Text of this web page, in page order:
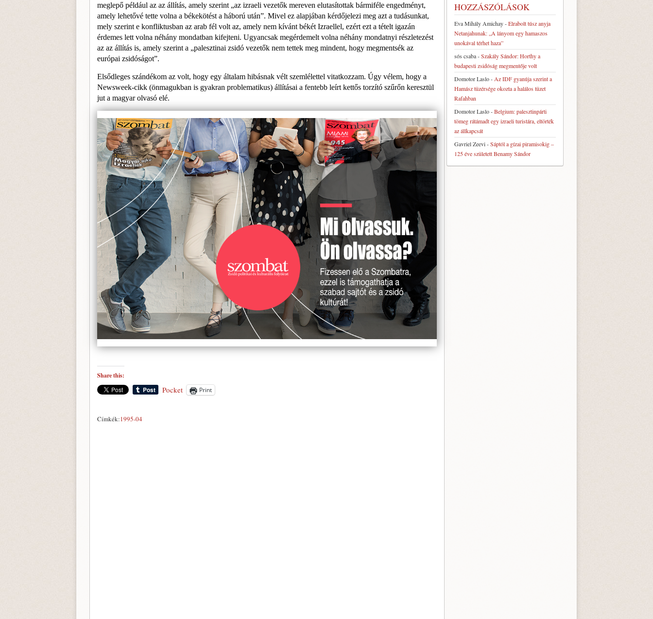
meglepő például az az állítás, amely szerint „az izraeli vezetők mereven elutasítottak bármiféle engedményt,
amely lehetővé tette volna a békekötést a háború után”. Mivel ez alapjában kérdőjelezi meg azt a tudásunkat,
mely szerint e konfliktus­ban az arab fél volt az, amely nem kívánt békét Izraellel, ezért ezt a tételt igazán
érdemes lett volna néhány mon­datban kifejteni. Ugyancsak megérde­melt volna néhány mondatnyi rész­letezést
az az állítás is, amely szerint a „palesztinai zsidó vezetők nem tettek meg mindent, hogy megmentsék az
európai zsidóságot”.
Elsődleges szándékom az volt, hogy egy általam hibásnak vélt szemlélettel vitatkozzam. Úgy vélem, hogy a
News­week-cikk (önmagukban is gyakran problematikus) állításai a fentebb leírt kettős torzító szűrőn keresztül
jut a magyar olvasó elé.
Share this:
Pocket Print
Címkék:1995-04
HOZZÁSZÓLÁSOK
Eva Mihály Amichay-Elrabolt túsz anyja
Netanjahunak: „A lányom egy hamaszos
unokával térhet haza”
sós csaba-Szakály Sándor: Horthy a
budapesti zsidóság megmentője volt
Domotor Laslo- Az IDF gyanúja szerint a
Hamász tüzérsége okozta a halálos tüzet
Rafahban
Domotor Laslo-Belgium: palesztinpárti
tömeg rátámadt egy izraeli turistára, eltörték
az állkapcsát
Gavriel Zeevi-Sáptól a gízai piramisokig –
125 éve született Benamy Sándor